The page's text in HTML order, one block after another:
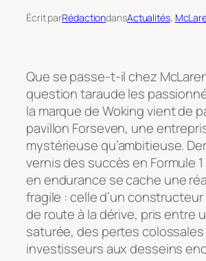
Écrit parRédactiondansActualités,
Que se passe-t-il chez
question taraude les
la marque de Woking vient de
pavillon Forseven, une
mystérieuse qu’ambitieuse.
vernis des succès en Formule
en endurance se cache une
fragile : celle d’un
de route à la dérive, pris entre
saturée, des pertes
investisseurs aux desseins